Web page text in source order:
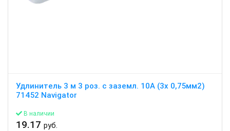
Удлинитель 3 м 3 роз. с заземл. 10А (3х 0,75мм2)
71452 Navigator
В наличии
19.17 руб.